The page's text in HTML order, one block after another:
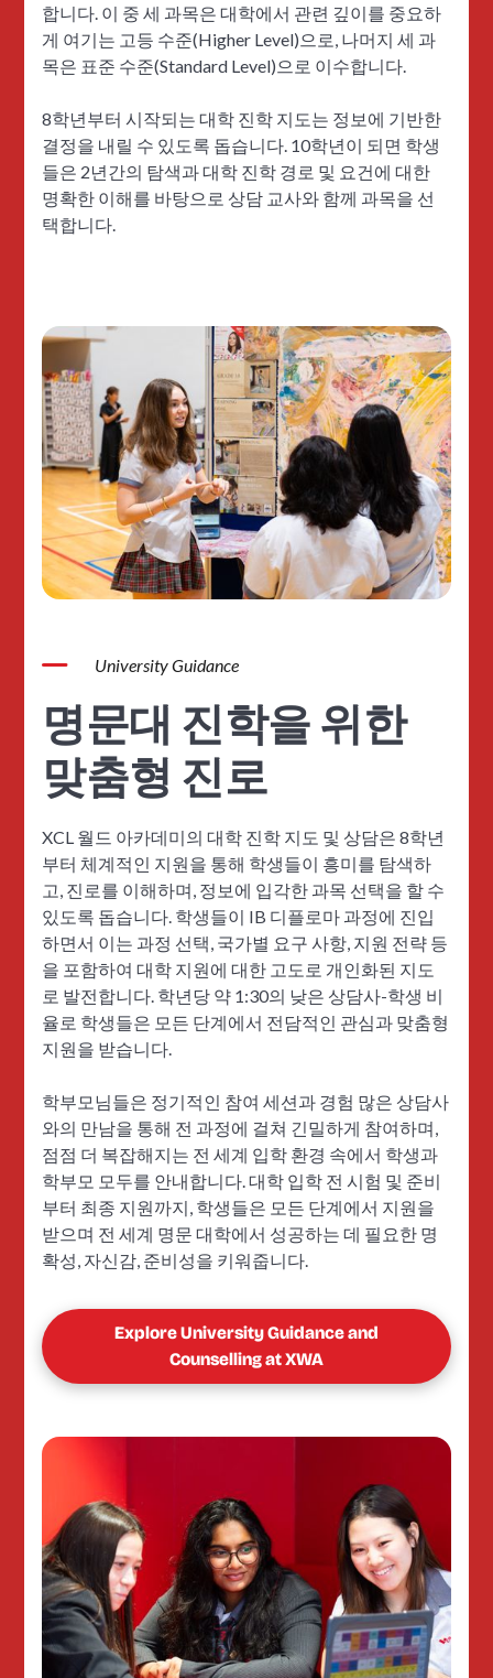
합니다. 이 중 세 과목은 대학에서 관련 깊이를 중요하
게 여기는 고등 수준(Higher Level)으로, 나머지 세 과
목은 표준 수준(Standard Level)으로 이수합니다.
8학년부터 시작되는 대학 진학 지도는 정보에 기반한
결정을 내릴 수 있도록 돕습니다. 10학년이 되면 학생
들은 2년간의 탐색과 대학 진학 경로 및 요건에 대한
명확한 이해를 바탕으로 상담 교사와 함께 과목을 선
택합니다.
University Guidance
명문대 진학을 위한
맞춤형 진로
XCL 월드 아카데미의 대학 진학 지도 및 상담은 8학년
부터 체계적인 지원을 통해 학생들이 흥미를 탐색하
고, 진로를 이해하며, 정보에 입각한 과목 선택을 할 수
있도록 돕습니다. 학생들이 IB 디플로마 과정에 진입
하면서 이는 과정 선택, 국가별 요구 사항, 지원 전략 등
을 포함하여 대학 지원에 대한 고도로 개인화된 지도
로 발전합니다. 학년당 약 1:30의 낮은 상담사-학생 비
율로 학생들은 모든 단계에서 전담적인 관심과 맞춤형
지원을 받습니다.
학부모님들은 정기적인 참여 세션과 경험 많은 상담사
와의 만남을 통해 전 과정에 걸쳐 긴밀하게 참여하며,
점점 더 복잡해지는 전 세계 입학 환경 속에서 학생과
학부모 모두를 안내합니다. 대학 입학 전 시험 및 준비
부터 최종 지원까지, 학생들은 모든 단계에서 지원을
받으며 전 세계 명문 대학에서 성공하는 데 필요한 명
확성, 자신감, 준비성을 키워줍니다.
Explore University Guidance and
Counselling at XWA